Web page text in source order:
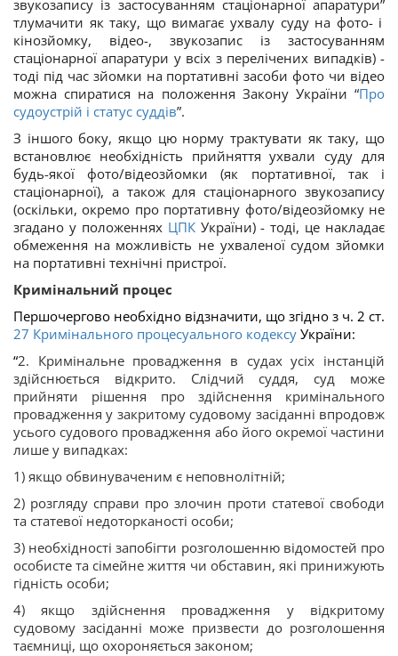
звукозапису із застосуванням стаціонарної апаратури”
тлумачити як таку, що вимагає ухвалу суду на фото- і
кінозйомку, відео-, звукозапис із застосуванням
стаціонарної апаратури у всіх з перелічених випадків) -
тоді під час зйомки на портативні засоби фото чи відео
можна спиратися на положення Закону України “Про
судоустрій і статус суддів”.
З іншого боку, якщо цю норму трактувати як таку, що
встановлює необхідність прийняття ухвали суду для
будь-якої фото/відеозйомки (як портативної, так і
стаціонарної), а також для стаціонарного звукозапису
(оскільки, окремо про портативну фото/відеозйомку не
згадано у положеннях ЦПКУкраїни) - тоді, це накладає
обмеження на можливість не ухваленої судом зйомки
на портативні технічні пристрої.
Кримінальний процес
Першочергово необхідно відзначити, що згідно з ч. 2 ст.
27 Кримінального процесуального кодексу України:
“2. Кримінальне провадження в судах усіх інстанцій
здійснюється відкрито. Слідчий суддя, суд може
прийняти рішення про здійснення кримінального
провадження у закритому судовому засіданні впродовж
усього судового провадження або його окремої частини
лише у випадках:
1) якщо обвинуваченим є неповнолітній;
2) розгляду справи про злочин проти статевої свободи
та статевої недоторканості особи;
3) необхідності запобігти розголошенню відомостей про
особисте та сімейне життя чи обставин, які принижують
гідність особи;
4) якщо здійснення провадження у відкритому
судовому засіданні може призвести до розголошення
таємниці, що охороняється законом;